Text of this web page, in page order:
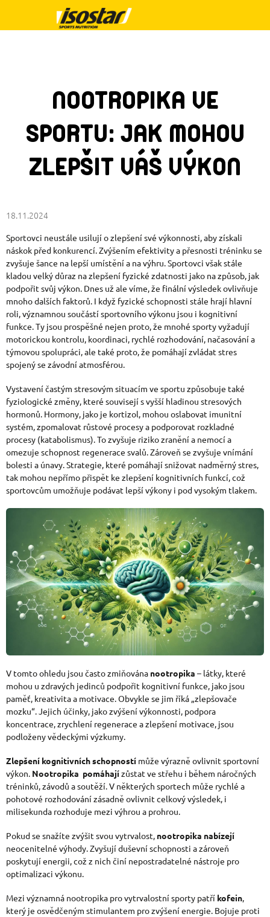
obsah
NOOTROPIKA VE
SPORTU: JAK MOHOU
ZLEPŠIT VÁŠ VÝKON
18.11.2024
Sportovci neustále usilují o zlepšení své výkonnosti, aby získali
náskok před konkurencí. Zvýšením efektivity a přesnosti tréninku se
zvyšuje šance na lepší umístění a na výhru. Sportovci však stále
kladou velký důraz na zlepšení fyzické zdatnosti jako na způsob, jak
podpořit svůj výkon. Dnes už ale víme, že finální výsledek ovlivňuje
mnoho dalších faktorů. I když fyzické schopnosti stále hrají hlavní
roli, významnou součástí sportovního výkonu jsou i kognitivní
funkce. Ty jsou prospěšné nejen proto, že mnohé sporty vyžadují
motorickou kontrolu, koordinaci, rychlé rozhodování, načasování a
týmovou spolupráci, ale také proto, že pomáhají zvládat stres
spojený se závodní atmosférou.
Vystavení častým stresovým situacím ve sportu způsobuje také
fyziologické změny, které souvisejí s vyšší hladinou stresových
hormonů. Hormony, jako je kortizol, mohou oslabovat imunitní
systém, zpomalovat růstové procesy a podporovat rozkladné
procesy (katabolismus). To zvyšuje riziko zranění a nemocí a
omezuje schopnost regenerace svalů. Zároveň se zvyšuje vnímání
bolesti a únavy. Strategie, které pomáhají snižovat nadměrný stres,
tak mohou nepřímo přispět ke zlepšení kognitivních funkcí, což
sportovcům umožňuje podávat lepší výkony i pod vysokým tlakem.
V tomto ohledu jsou často zmiňována nootropika – látky, které
mohou u zdravých jedinců podpořit kognitivní funkce, jako jsou
paměť, kreativita a motivace. Obvykle se jim říká „zlepšovače
mozku“. Jejich účinky, jako zvýšení výkonnosti, podpora
koncentrace, zrychlení regenerace a zlepšení motivace, jsou
podloženy vědeckými výzkumy.
Zlepšení kognitivních schopností může výrazně ovlivnit sportovní
výkon. Nootropika pomáhajízůstat ve střehu i během náročných
tréninků, závodů a soutěží. V některých sportech může rychlé a
pohotové rozhodování zásadně ovlivnit celkový výsledek, i
milisekunda rozhoduje mezi výhrou a prohrou.
Pokud se snažíte zvýšit svou vytrvalost, nootropika nabízejí
neocenitelné výhody. Zvyšují duševní schopnosti a zároveň
poskytují energii, což z nich činí nepostradatelné nástroje pro
optimalizaci výkonu.
Mezi významná nootropika pro vytrvalostní sporty patří kofein,
který je osvědčeným stimulantem pro zvýšení energie. Bojuje proti